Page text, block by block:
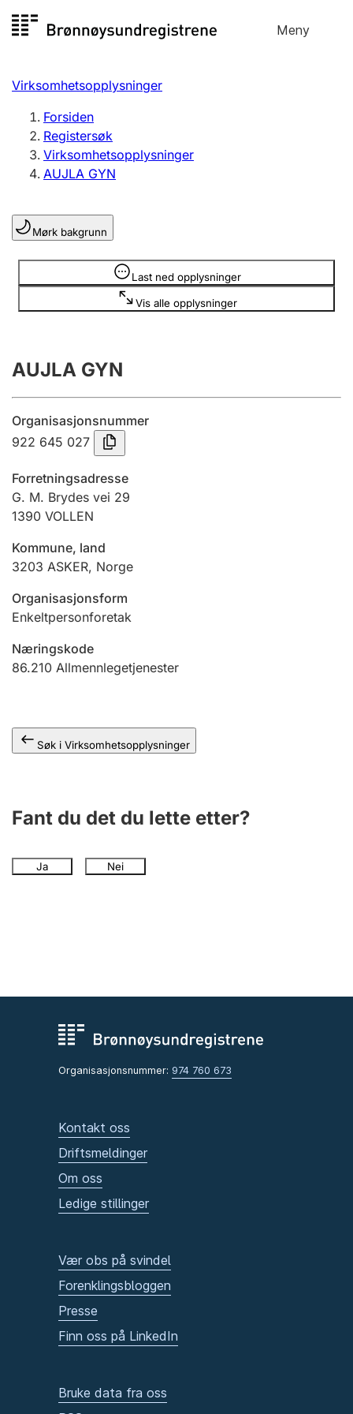
til
Meny
Registersøk
Aksjeselskap
Enkeltpersonforetak
Registrere, endre, slette
Lag og forening
Registrere, endre, slette
Årsregnskap
Innsending og forsinkelsesgebyr
Jeger
Ektepaktveileder
Offentlig sektor
Virksomhetsopplysninger
Forsiden
Registersøk
Virksomhetsopplysninger
AUJLA GYN
Mørk bakgrunn
Last ned opplysninger
Vis alle opplysninger
Opplysninger er skjult
AUJLA GYN
Organisasjonsnummer
922 645 027
Forretningsadresse
G. M. Brydes vei 29
1390 VOLLEN
Kommune, land
3203 ASKER, Norge
Organisasjonsform
Enkeltpersonforetak
Næringskode
86.210 Allmennlegetjenester
Søk i Virksomhetsopplysninger
Fant du det du lette etter?
Ja Nei
Organisasjonsnummer: 974 760 673
Kontakt oss
Driftsmeldinger
Om oss
Ledige stillinger
Vær obs på svindel
Forenklingsbloggen
Presse
Finn oss på LinkedIn
Bruke data fra oss